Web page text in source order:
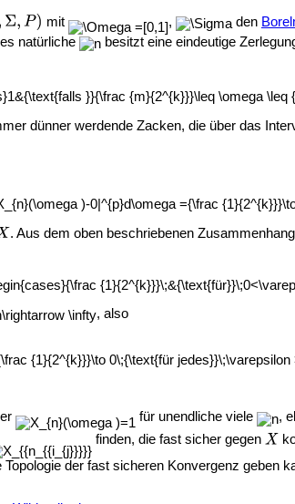
mit , den
natürliche besitzt eine eindeutige
dünner werdende Zacken, die über das
. Aus dem oben beschriebenen
, also
für unendliche viele ,
finden, die fast sicher gegen
der fast sicheren Konvergenz geben